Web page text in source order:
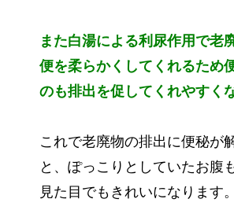
また白湯による利尿作用で老
便を柔らかくしてくれるため
のも排出を促してくれやすく
これで老廃物の排出に便秘が
と、ぽっこりとしていたお腹
見た目でもきれいになります。